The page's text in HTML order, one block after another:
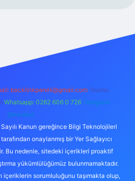
backlinkpaneli@gmail.com Teams:
Whatsapp: 0262 606 0 726 Telegram:
@karabul
Kanun gereğince Bilgi Teknolojileri
onaylanmış bir Yer Sağlayıcı
Bu nedenle, sitedeki içerikleri proaktif
yükümlülüğümüz bulunmamaktadır.
içeriklerin sorumluluğunu taşımakta olup,